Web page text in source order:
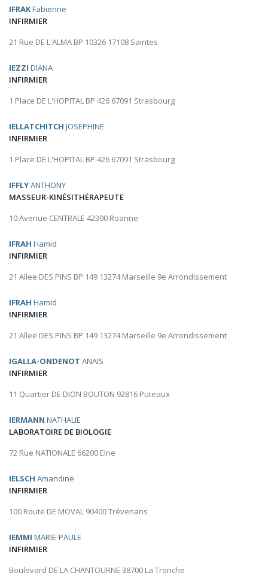
IFRAKFabienne
INFIRMIER
21 Rue DE L'ALMA BP 10326 17108 Saintes
IEZZI DIANA
INFIRMIER
1 Place DE L'HOPITAL BP 426 67091 Strasbourg
IELLATCHITCH JOSEPHINE
INFIRMIER
1 Place DE L'HOPITAL BP 426 67091 Strasbourg
IFFLYANTHONY
MASSEUR-KINÉSITHÉRAPEUTE
10 Avenue CENTRALE 42300 Roanne
IFRAH Hamid
INFIRMIER
21 Allee DES PINS BP 149 13274 Marseille 9e Arrondissement
IFRAH Hamid
INFIRMIER
21 Allee DES PINS BP 149 13274 Marseille 9e Arrondissement
IGALLA-ONDENOT ANAIS
INFIRMIER
11 Quartier DE DION BOUTON 92816 Puteaux
IERMANN NATHALIE
LABORATOIRE DE BIOLOGIE
72 Rue NATIONALE 66200 Elne
IELSCH Amandine
INFIRMIER
100 Route DE MOVAL 90400 Trévenans
IEMMI MARIE-PAULE
INFIRMIER
Boulevard DE LA CHANTOURNE 38700 La Tronche